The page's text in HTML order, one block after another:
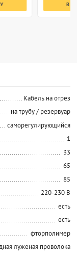
В
Кабель на отрез
на трубу / резервуар
саморегулирующийся
1
33
65
85
220-230 В
есть
есть
фторполимер
луженая проволока